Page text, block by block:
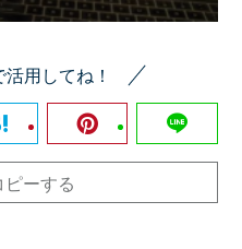
用してね！
ーする